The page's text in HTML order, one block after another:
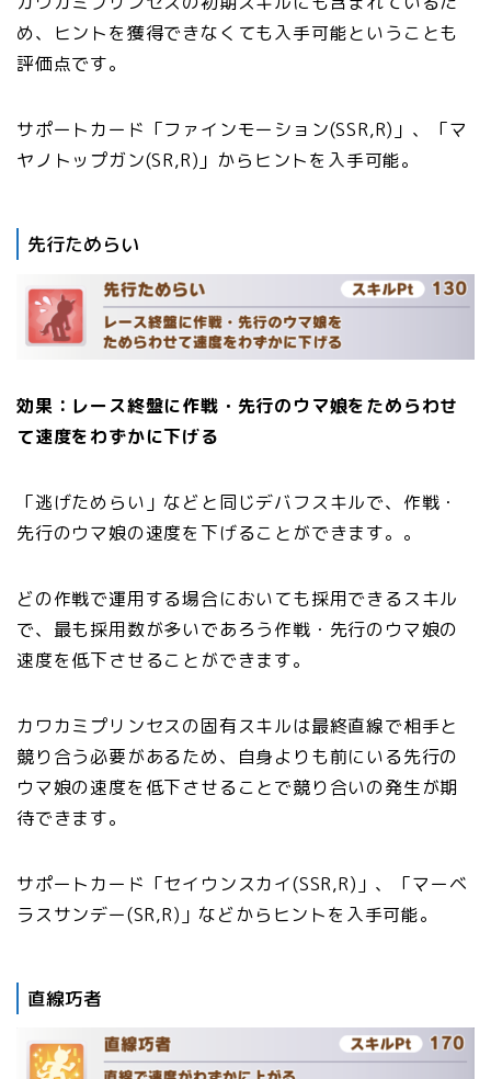
め、ヒントを獲得できなくても入手可能ということも
評価点です。
サポートカード「ファインモーション(SSR,R)」、「マ
ヤノトップガン(SR,R)」からヒントを入手可能。
先行ためらい
効果：レース終盤に作戦・先行のウマ娘をためらわせ
て速度をわずかに下げる
「逃げためらい」などと同じデバフスキルで、作戦・
先行のウマ娘の速度を下げることができます。。
どの作戦で運用する場合においても採用できるスキル
で、最も採用数が多いであろう作戦・先行のウマ娘の
速度を低下させることができます。
カワカミプリンセスの固有スキルは最終直線で相手と
競り合う必要があるため、自身よりも前にいる先行の
ウマ娘の速度を低下させることで競り合いの発生が期
待できます。
サポートカード「セイウンスカイ(SSR,R)」、「マーベ
ラスサンデー(SR,R)」などからヒントを入手可能。
直線巧者